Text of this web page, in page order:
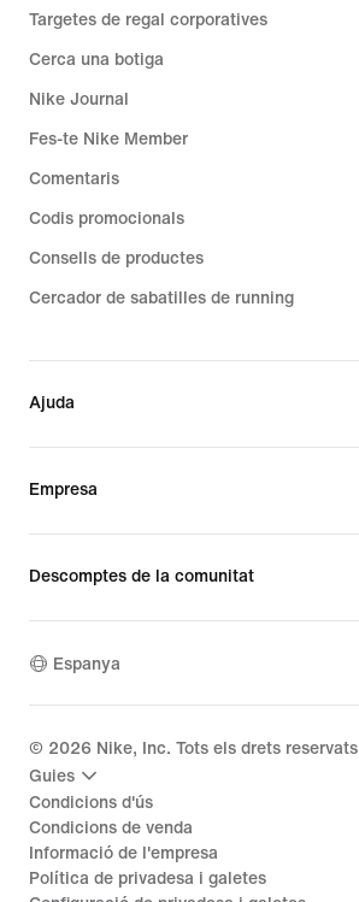
Targetes de regal corporatives
Cerca una botiga
Nike Journal
Fes-te Nike Member
Comentaris
Codis promocionals
Consells de productes
Cercador de sabatilles de running
Ajuda
Empresa
Descomptes de la comunitat
Espanya
© 2026 Nike, Inc. Tots els drets reservats
Guies
Condicions d'ús
Condicions de venda
Informació de l'empresa
Política de privadesa i galetes